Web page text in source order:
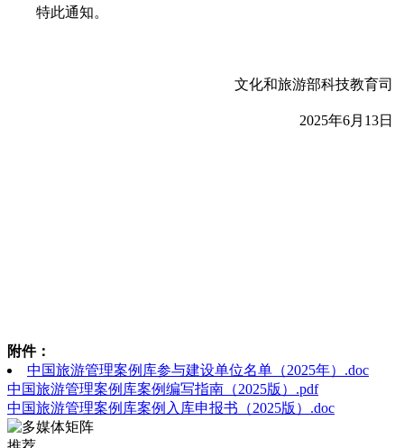
特此通知。
文化和旅游部科技教育司
2025年6月 13日
附件：
中国旅游管理案例库参与建设单位名单（2025年）.doc
中国旅游管理案例库案例编写指南（2025版）.pdf
中国旅游管理案例库案例入库申报书（2025版）.doc